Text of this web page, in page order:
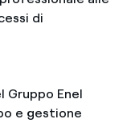
di
Gruppo Enel
e gestione